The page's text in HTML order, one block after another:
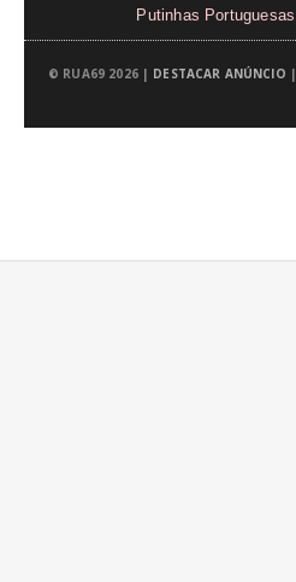
Putinhas Portuguesas
© RUA69 2026 | DESTACAR ANÚNCIO |